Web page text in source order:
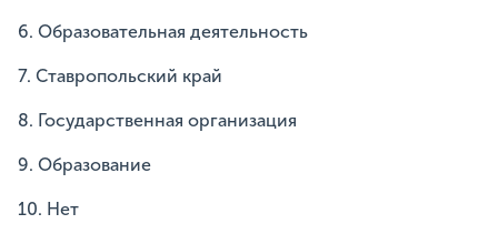
6. Образовательная деятельность
7. Ставропольский край
8. Государственная организация
9. Образование
10. Нет